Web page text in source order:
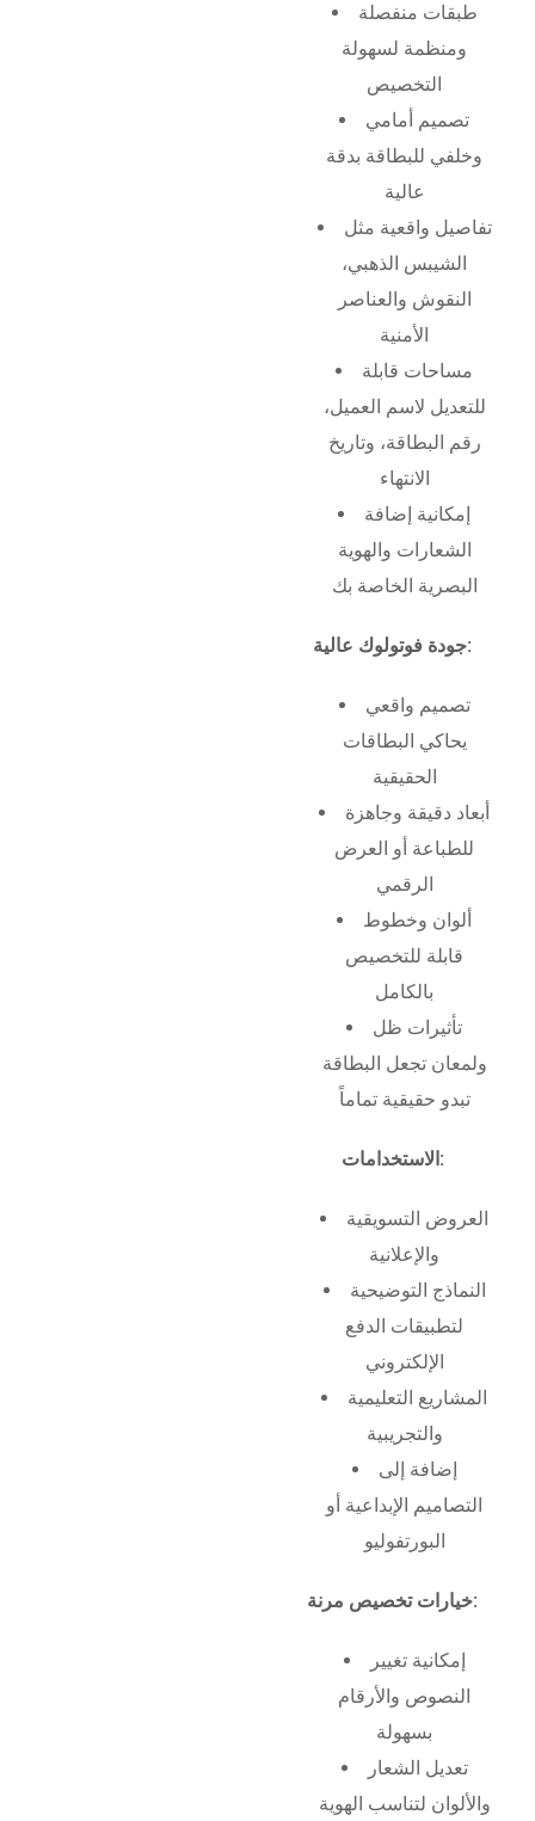
طبقات منفصلة
ومنظمة لسهولة
التخصيص
تصميم أمامي
وخلفي للبطاقة بدقة
عالية
تفاصيل واقعية مثل
الشيبس الذهبي،
النقوش والعناصر
الأمنية
مساحات قابلة
للتعديل لاسم العميل،
رقم البطاقة، وتاريخ
الانتهاء
إمكانية إضافة
الشعارات والهوية
البصرية الخاصة بك
جودة فوتولوك عالية:
تصميم واقعي
يحاكي البطاقات
الحقيقية
أبعاد دقيقة وجاهزة
للطباعة أو العرض
الرقمي
ألوان وخطوط
قابلة للتخصيص
بالكامل
تأثيرات ظل
ولمعان تجعل البطاقة
تبدو حقيقية تماماً
الاستخدامات:
العروض التسويقية
والإعلانية
النماذج التوضيحية
لتطبيقات الدفع
الإلكتروني
المشاريع التعليمية
والتجريبية
إضافة إلى
التصاميم الإبداعية أو
البورتفوليو
خيارات تخصيص مرنة:
إمكانية تغيير
النصوص والأرقام
بسهولة
تعديل الشعار
والألوان لتناسب الهوية